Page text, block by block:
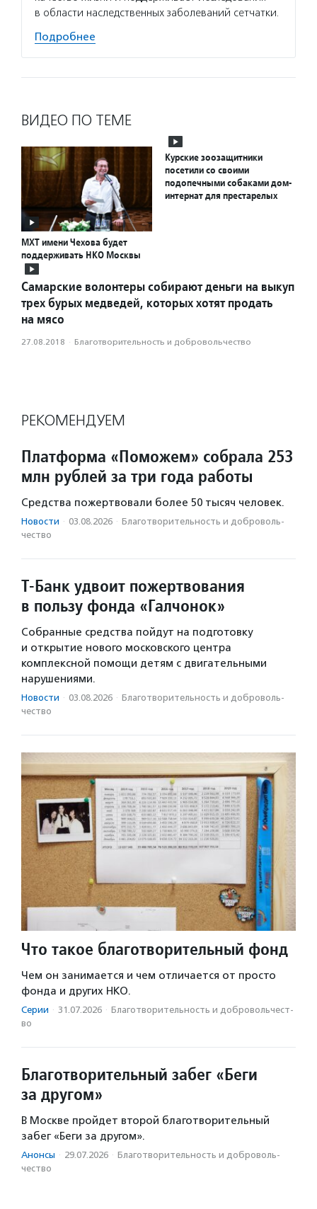
в области наследственных заболеваний сетчатки.
Подробнее
ВИДЕО ПО ТЕМЕ
МХТ имени Чехова будет
поддерживать НКО Москвы
Курские зоозащитники
посетили со своими
подопечными собаками дом-
интернат для престарелых
Самарские волонтеры собирают деньги на выкуп
трех бурых медведей, которых хотят продать
на мясо
27.08.2018 · Благотвори­тель­ность и доброволь­чест­во
РЕКОМЕНДУЕМ
Платформа «Поможем» собрала 253
млн рублей за три года работы
Средства пожертвовали более 50 тысяч человек.
Новости · 03.08.2026 · Благотвори­тель­ность и доброволь­
чест­во
Т-Банк удвоит пожертвования
в пользу фонда «Галчонок»
Собранные средства пойдут на подготовку
и открытие нового московского центра
комплексной помощи детям с двигательными
нарушениями.
Новости · 03.08.2026 · Благотвори­тель­ность и доброволь­
чест­во
Что такое благотворительный фонд
Чем он занимается и чем отличается от просто
фонда и других НКО.
Серии · 31.07.2026 · Благотвори­тель­ность и доброволь­чест­
во
Благотворительный забег «Беги
за другом»
В Москве пройдет второй благотворительный
забег «Беги за другом».
Анонсы · 29.07.2026 · Благотвори­тель­ность и доброволь­
чест­во